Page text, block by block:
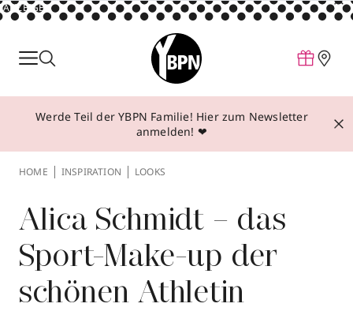
ANZEIGE
Parfum
Make-up
Behandlungen
Über YBPN
Aktionen
Storefinder
Werde Teil der YBPN Familie! Hier zum Newsletter
anmelden! ❤
HOME INSPIRATION LOOKS
Alica Schmidt – das
Sport-Make-up der
schönen Athletin